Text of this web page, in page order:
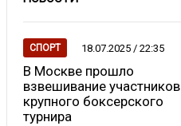
СПОРТ 18.07.2025 / 22:35
В Москве прошло
взвешивание участников
крупного боксерского
турнира